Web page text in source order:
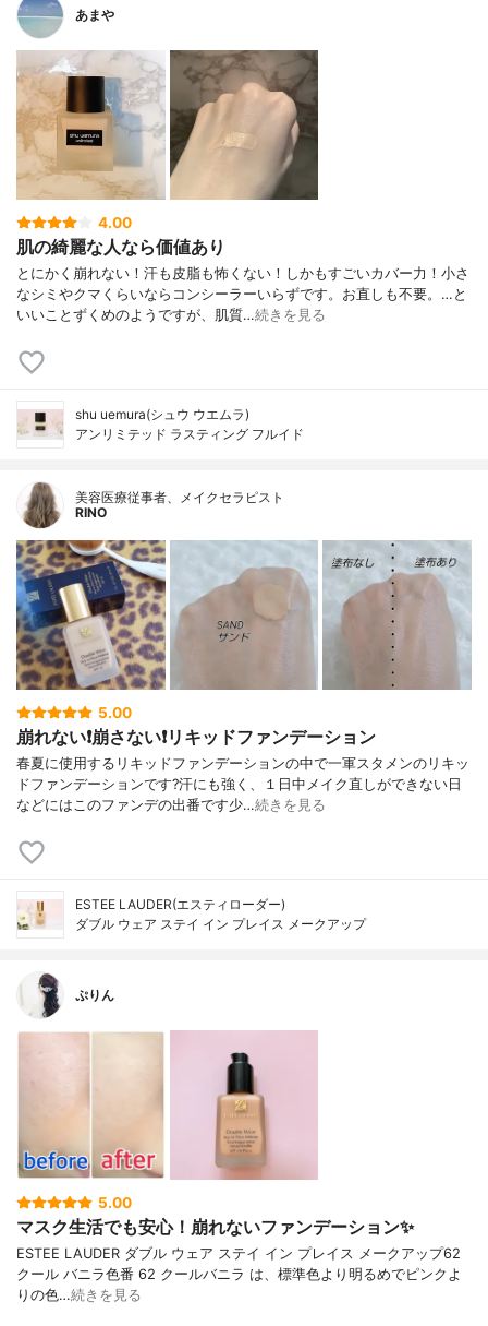
あまや
4.00
肌の綺麗な人なら価値あり
とにかく崩れない！汗も皮脂も怖くない！しかもすごいカバー力！小さ
なシミやクマくらいならコンシーラーいらずです。お直しも不要。…と
いいことずくめのようですが、肌質…続きを見る
shu uemura(シュウ ウエムラ)
アンリミテッド ラスティング フルイド
美容医療従事者、メイクセラピスト
RINO
5.00
崩れない❗️崩さない❗️リキッドファンデーション
春夏に使用するリキッドファンデーションの中で一軍スタメンのリキッ
ドファンデーションです?汗にも強く、１日中メイク直しができない日
などにはこのファンデの出番です少…続きを見る
ESTEE LAUDER(エスティローダー)
ダブル ウェア ステイ イン プレイス メークアップ
ぷりん
5.00
マスク生活でも安心！崩れないファンデーション✨
ESTEE LAUDER ダブル ウェア ステイ イン プレイス メークアップ62
クール バニラ色番 62 クールバニラ は、標準色より明るめでピンクよ
りの色…続きを見る